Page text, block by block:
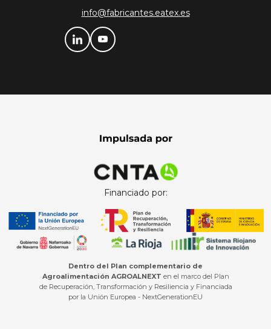
info@fabricantes.eatex.es
Financiado por:
Dentro del Plan complementario de
Agroalimentación AGROALNEXT en el marco del Plan
de Recuperación, Transformación y Resiliencia y Financiada
por la Unión Europea - NextGenerationEU